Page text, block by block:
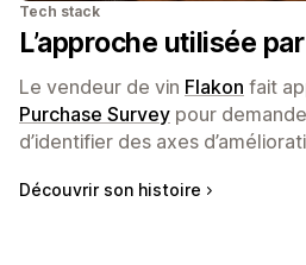
Tech stack
L’approche utilisée
Le vendeur de vin Flakon fait
Purchase Survey pour
d’identifier des axes
Découvrir son histoire